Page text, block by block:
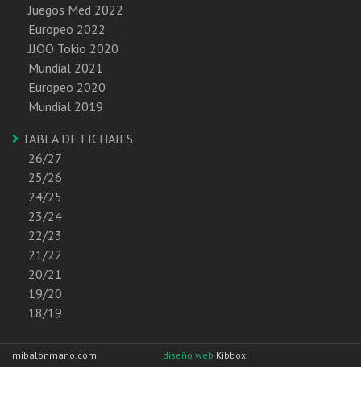
Juegos Med 2022
Europeo 2022
JJOO Tokio 2020
Mundial 2021
Europeo 2020
Mundial 2019
TABLA DE FICHAJES
26/27
25/26
24/25
23/24
22/23
21/22
20/21
19/20
18/19
mibalonmano.com diseño web Kibbox